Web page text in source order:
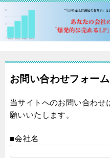
お問い合わせフォーム
当サイトへのお問い合わせ
願いいたします。
■会社名